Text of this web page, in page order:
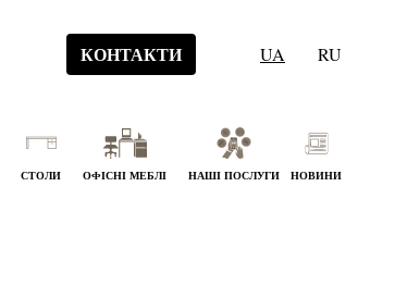
КОНТАКТИ UA RU
СТОЛИ ОФІСНІ МЕБЛІ НАШІ ПОСЛУГИ НОВИНИ